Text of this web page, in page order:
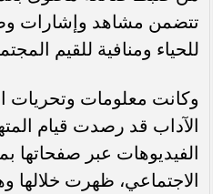
تتضمن مشاهد وإشارات
للحياء ومنافية للقيم
وكانت معلومات وتحريات
الآداب قد رصدت قيام
الفيديوهات عبر صفحاتها
الاجتماعي، ظهرت